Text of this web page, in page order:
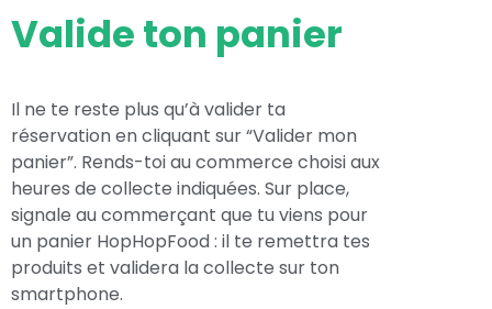
Valide ton panier
Il ne te reste plus qu’à valider ta
réservation en cliquant sur “Valider mon
panier”. Rends-toi au commerce choisi aux
heures de collecte indiquées. Sur place,
signale au commerçant que tu viens pour
un panier HopHopFood : il te remettra tes
produits et validera la collecte sur ton
smartphone.